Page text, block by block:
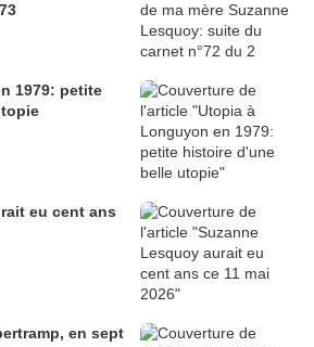
1979: petite
eu cent ans
en sept